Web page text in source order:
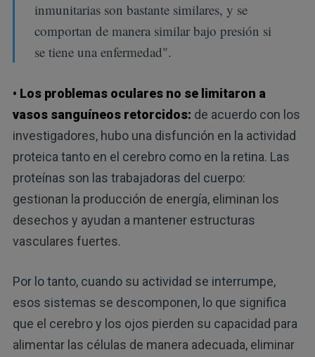
inmunitarias son bastante similares, y se
comportan de manera similar bajo presión si
se tiene una enfermedad".
• Los problemas oculares no se limitaron a
vasos sanguíneos retorcidos: de acuerdo con los
investigadores, hubo una disfunción en la actividad
proteica tanto en el cerebro como en la retina. Las
proteínas son las trabajadoras del cuerpo:
gestionan la producción de energía, eliminan los
desechos y ayudan a mantener estructuras
vasculares fuertes.
Por lo tanto, cuando su actividad se interrumpe,
esos sistemas se descomponen, lo que significa
que el cerebro y los ojos pierden su capacidad para
alimentar las células de manera adecuada, eliminar